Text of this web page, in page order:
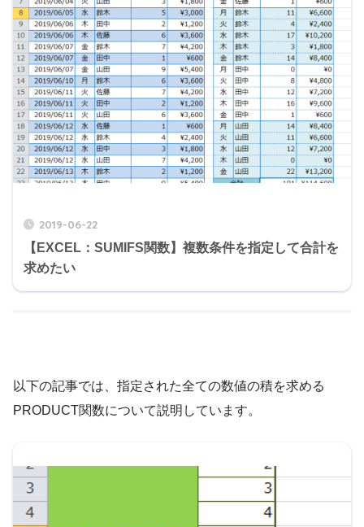
2019-06-22
【EXCEL：SUMIFS関数】複数条件を指定して合計を
求めたい
以下の記事では、指定された全ての数値の積を求める
PRODUCT関数について説明しています。